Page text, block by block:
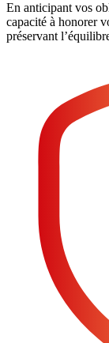
En anticipant vos
capacité à honorer
préservant